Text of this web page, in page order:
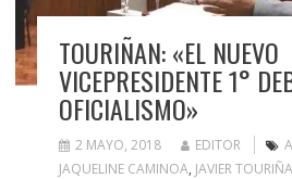
TOURIÑAN: «EL NUEVO
VICEPRESIDENTE 1°
OFICIALISMO»
2 MAYO, 2018 EDITOR
JAQUELINE CAMINOA, JAVIER